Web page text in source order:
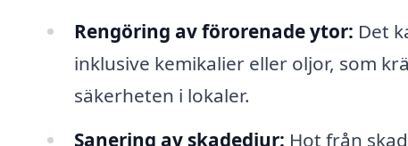
Rengöring av förorenade ytor: Det
inklusive kemikalier eller oljor, som
säkerheten i lokaler.
Sanering av skadedjur: Hot från